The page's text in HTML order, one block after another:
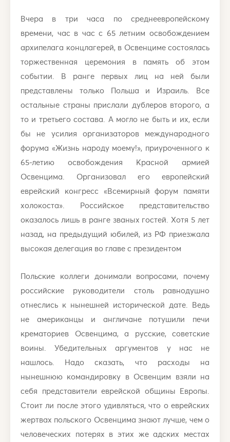
Вчера в три часа по среднеевропейскому
времени, час в час с 65 летним освобождением
архипелага концлагерей, в Освенциме состоялась
торжественная церемония в память об этом
событии. В ранге первых лиц на ней были
представлены только Польша и Израиль. Все
остальные страны прислали дублеров второго, а
то и третьего состава. А могло не быть и их, если
бы не усилия организаторов международного
форума «Жизнь народу моему!», приуроченного к
65-летию освобождения Красной армией
Освенцима. Организовал его европейский
еврейский конгресс «Всемирный форум памяти
холокоста». Российское представительство
оказалось лишь в ранге званых гостей. Хотя 5 лет
назад, на предыдущий юбилей, из РФ приезжала
высокая делегация во главе с президентом
Польские коллеги донимали вопросами, почему
российские руководители столь равнодушно
отнеслись к нынешней исторической дате. Ведь
не американцы и англичане потушили печи
крематориев Освенцима, а русские, советские
воины. Убедительных аргументов у нас не
нашлось. Надо сказать, что расходы на
нынешнюю командировку в Освенцим взяли на
себя представители еврейской общины Европы.
Стоит ли после этого удивляться, что о еврейских
жертвах польского Освенцима знают лучше, чем о
человеческих потерях в этих же адских местах